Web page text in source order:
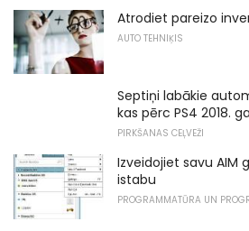
Atrodiet pareizo
AUTO TEHNIĶIS
Septiņi labākie
kas pērc PS4 2018.
PIRKŠANAS CEĻVEŽI
Izveidojiet savu AIM
istabu
PROGRAMMATŪRA UN